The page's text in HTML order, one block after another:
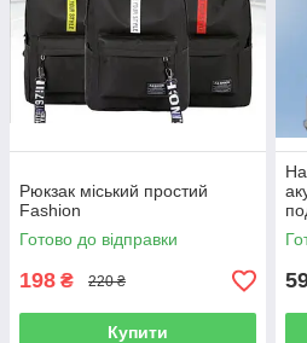
Рюкзак міський простий
Fashion
Готово до відправки
198 ₴ 220 ₴
Купити